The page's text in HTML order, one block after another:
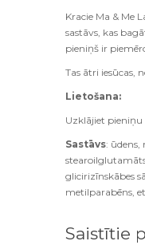
Kracie Ma & Me
sastāvs, kas
pieniņš ir
Tas ātri iesūcas,
Lietošana:
Uzklājiet pieniņu
Sastāvs:
glicirizīnskābes
metilparabēns,
Saistītie